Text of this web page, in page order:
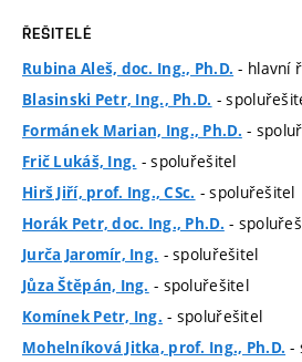
ŘEŠITELÉ
Rubina Aleš, doc. Ing., Ph.D. - hlavní
Blasinski Petr, Ing., Ph.D. -
Formánek Marian, Ing., Ph.D. -
Frič Lukáš, Ing. - spoluřešitel
Hirš Jiří, prof. Ing., CSc. - spoluřešitel
Horák Petr, doc. Ing., Ph.D. -
Jurča Jaromír, Ing. - spoluřešitel
Jůza Štěpán, Ing. - spoluřešitel
Komínek Petr, Ing. - spoluřešitel
Mohelníková Jitka, prof. Ing., Ph.D. -